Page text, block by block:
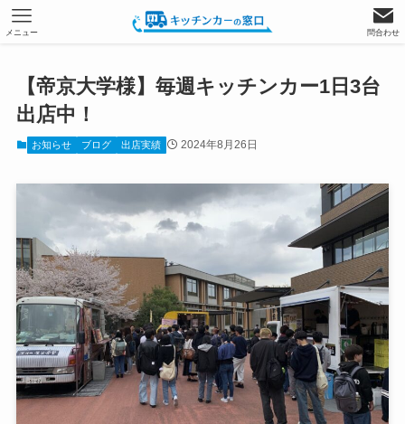
問合わせ
メニュー
【帝京大学様】毎週キッチンカー1日3台
出店中！
お知らせ ブログ 出店実績 2024年8月26日